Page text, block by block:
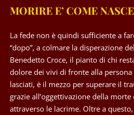
MORIRE E’ COME
La fede non è quindi sufficiente a
“dopo”, a colmare la disperazione
Benedetto Croce, il pianto di chi
dolore dei vivi di fronte alla persona
lasciati, è il mezzo per superare il
grazie all’oggettivazione della
attraverso le lacrime. Oltre a